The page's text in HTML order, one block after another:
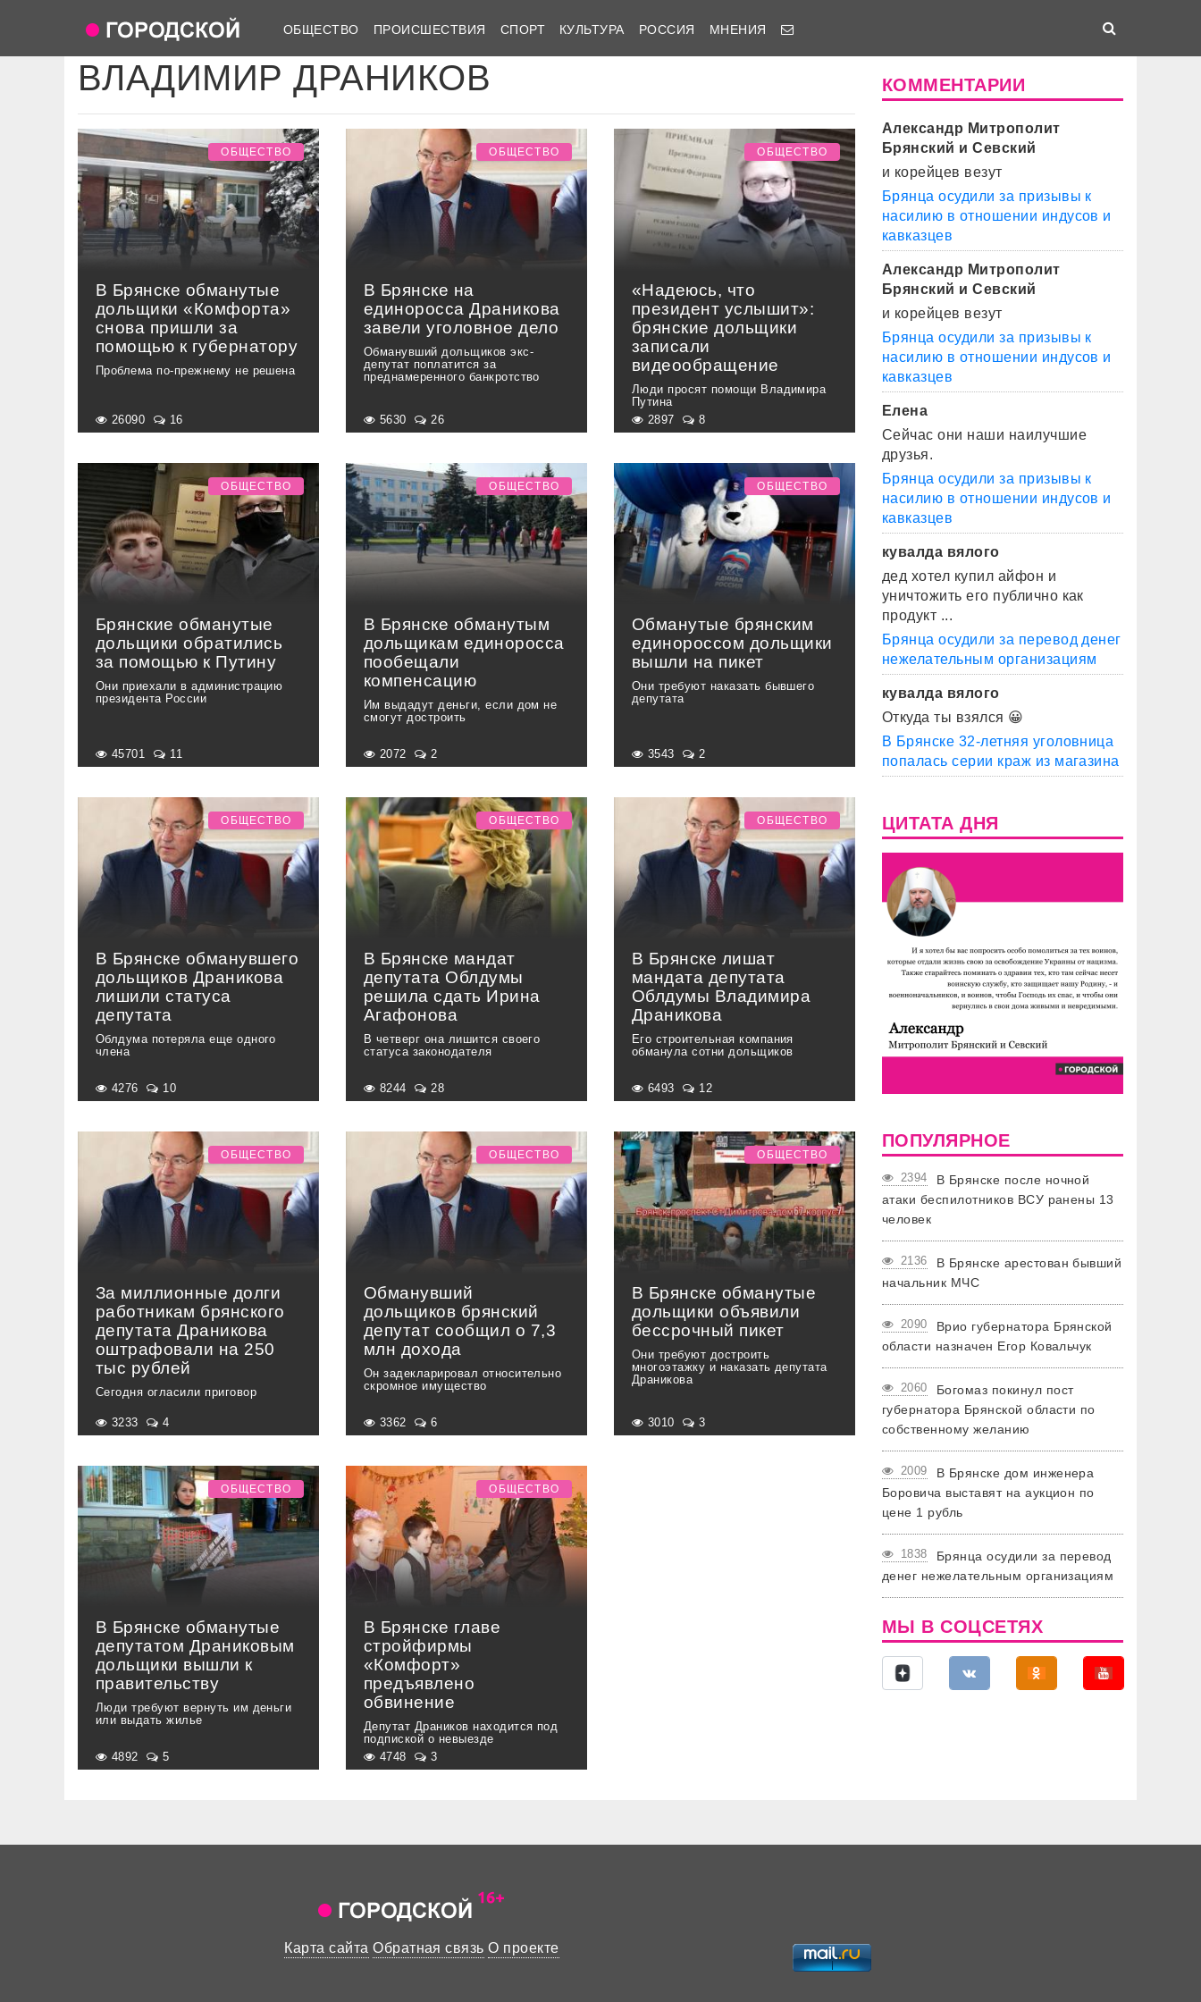
ОБЩЕСТВО ПРОИСШЕСТВИЯ СПОРТ КУЛЬТУРА РОССИЯ МНЕНИЯ
ВЛАДИМИР ДРАНИКОВ
В Брянске обманутые
дольщики «Комфорта»
снова пришли за
помощью к губернатору
Проблема по-прежнему не решена
ОБЩЕСТВО
26090 16
В Брянске на
единоросса Драникова
завели уголовное дело
Обманувший дольщиков экс-
депутат поплатится за
преднамеренного банкротство
ОБЩЕСТВО
5630 26
«Надеюсь, что
президент услышит»:
брянские дольщики
записали
видеообращение
Люди просят помощи Владимира
Путина
ОБЩЕСТВО
2897 8
Брянские обманутые
дольщики обратились
за помощью к Путину
Они приехали в администрацию
президента России
ОБЩЕСТВО
45701 11
В Брянске обманутым
дольщикам единоросса
пообещали
компенсацию
Им выдадут деньги, если дом не
смогут достроить
ОБЩЕСТВО
2072 2
Обманутые брянским
единороссом дольщики
вышли на пикет
Они требуют наказать бывшего
депутата
ОБЩЕСТВО
3543 2
В Брянске обманувшего
дольщиков Драникова
лишили статуса
депутата
Облдума потеряла еще одного
члена
ОБЩЕСТВО
4276 10
В Брянске мандат
депутата Облдумы
решила сдать Ирина
Агафонова
В четверг она лишится своего
статуса законодателя
ОБЩЕСТВО
8244 28
В Брянске лишат
мандата депутата
Облдумы Владимира
Драникова
Его строительная компания
обманула сотни дольщиков
ОБЩЕСТВО
6493 12
За миллионные долги
работникам брянского
депутата Драникова
оштрафовали на 250
тыс рублей
Сегодня огласили приговор
ОБЩЕСТВО
3233 4
Обманувший
дольщиков брянский
депутат сообщил о 7,3
млн дохода
Он задекларировал относительно
скромное имущество
ОБЩЕСТВО
3362 6
В Брянске обманутые
дольщики объявили
бессрочный пикет
Они требуют достроить
многоэтажку и наказать депутата
Драникова
ОБЩЕСТВО
3010 3
В Брянске обманутые
депутатом Драниковым
дольщики вышли к
правительству
Люди требуют вернуть им деньги
или выдать жилье
ОБЩЕСТВО
4892 5
В Брянске главе
стройфирмы
«Комфорт»
предъявлено
обвинение
Депутат Драников находится под
подпиской о невыезде
ОБЩЕСТВО
4748 3
КОММЕНТАРИИ
Александр Митрополит
Брянский и Севский
и корейцев везут
Брянца осудили за призывы к
насилию в отношении индусов и
кавказцев
Александр Митрополит
Брянский и Севский
и корейцев везут
Брянца осудили за призывы к
насилию в отношении индусов и
кавказцев
Елена
Сейчас они наши наилучшие
друзья.
Брянца осудили за призывы к
насилию в отношении индусов и
кавказцев
кувалда вялого
дед хотел купил айфон и
уничтожить его публично как
продукт ...
Брянца осудили за перевод денег
нежелательным организациям
кувалда вялого
Откуда ты взялся 😀
В Брянске 32-летняя уголовница
попалась серии краж из магазина
ЦИТАТА ДНЯ
ПОПУЛЯРНОЕ
2394
В Брянске после ночной
атаки беспилотников ВСУ ранены 13
человек
2136
В Брянске арестован бывший
начальник МЧС
2090
Врио губернатора Брянской
области назначен Егор Ковальчук
2060
Богомаз покинул пост
губернатора Брянской области по
собственному желанию
2009
В Брянске дом инженера
Боровича выставят на аукцион по
цене 1 рубль
1838
Брянца осудили за перевод
денег нежелательным организациям
МЫ В СОЦСЕТЯХ
Карта сайта Обратная связь О проекте